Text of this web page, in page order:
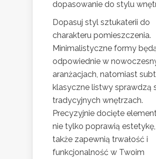
dopasowanie do stylu
Dopasuj styl sztukaterii do
charakteru pomieszczenia.
Minimalistyczne formy
odpowiednie w
aranżacjach, natomiast
klasyczne listwy sprawdzą
tradycyjnych wnętrzach.
Precyzyjnie docięte
nie tylko poprawią
także zapewnią trwałość i
funkcjonalność w Twoim